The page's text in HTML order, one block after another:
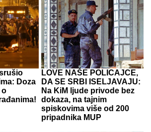
Doza
o
LOVE NAŠE POLICAJCE,
DA SE SRBI ISELJAVAJU:
Na KiM ljude privode bez
dokaza, na tajnim
spiskovima više od 200
pripadnika MUP